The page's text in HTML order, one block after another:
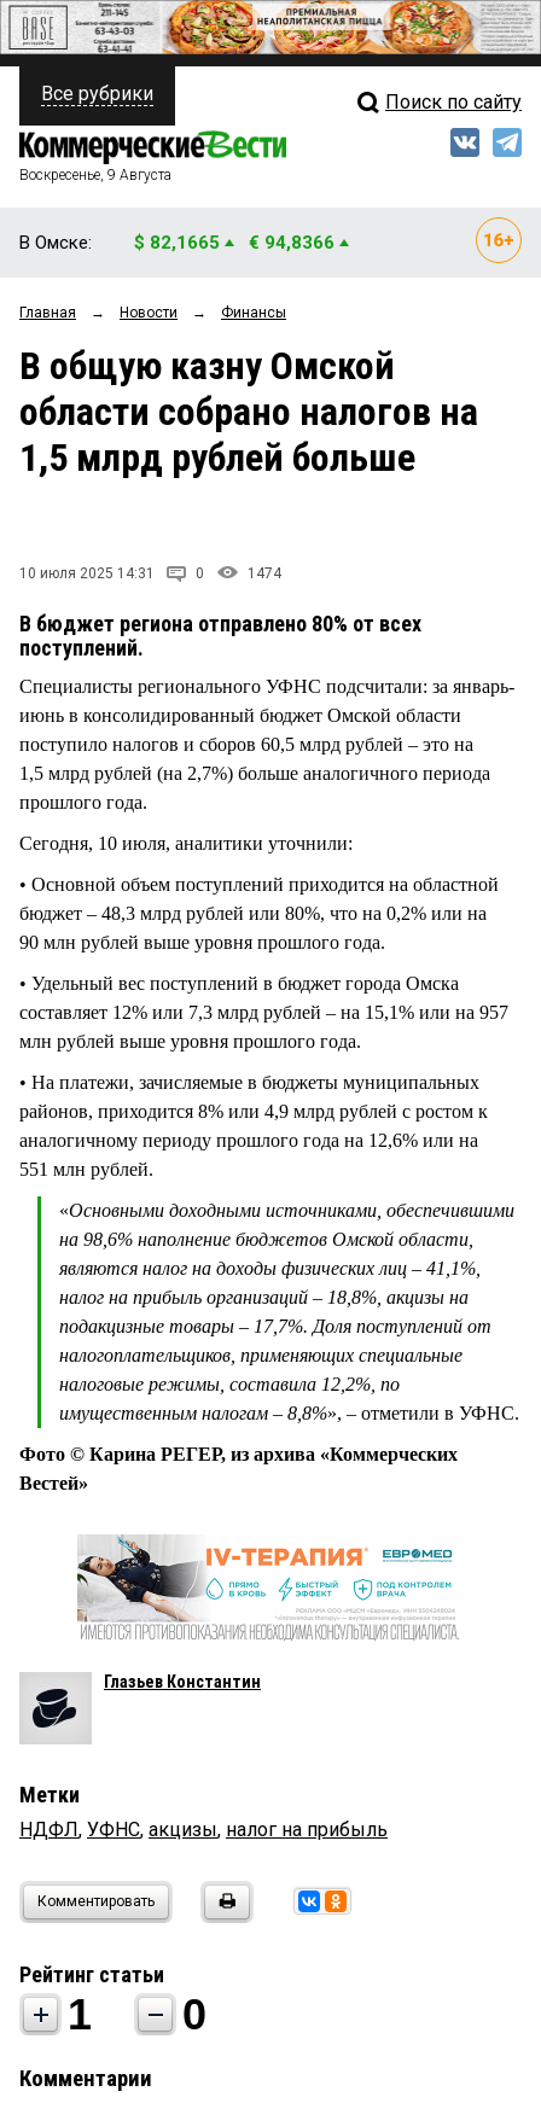
ПОЛИТИКА
ФИНАНСЫ
ОБЩЕСТВО
ЗАКОН
НОВОСТИ КОМПАНИЙ
Свежий выпуск
Рейтинги
Блоги
Архив
Все рубрики Поиск по сайту
Воскресенье, 9 Августа
В Омске: $ 82,1665 € 94,8366
Главная → Новости → Финансы
В общую казну Омской
области собрано налогов на
1,5 млрд рублей больше
10 июля 2025 14:31 0 1474
В бюджет региона отправлено 80% от всех
поступлений.
Специалисты регионального УФНС подсчитали: за январь-
июнь в консолидированный бюджет Омской области
поступило налогов и сборов 60,5 млрд рублей – это на
1,5 млрд рублей (на 2,7%) больше аналогичного периода
прошлого года.
Сегодня, 10 июля, аналитики уточнили:
• Основной объем поступлений приходится на областной
бюджет – 48,3 млрд рублей или 80%, что на 0,2% или на
90 млн рублей выше уровня прошлого года.
• Удельный вес поступлений в бюджет города Омска
составляет 12% или 7,3 млрд рублей – на 15,1% или на 957
млн рублей выше уровня прошлого года.
• На платежи, зачисляемые в бюджеты муниципальных
районов, приходится 8% или 4,9 млрд рублей с ростом к
аналогичному периоду прошлого года на 12,6% или на
551 млн рублей.
«Основными доходными источниками, обеспечившими
на 98,6% наполнение бюджетов Омской области,
являются налог на доходы физических лиц – 41,1%,
налог на прибыль организаций – 18,8%, акцизы на
подакцизные товары – 17,7%. Доля поступлений от
налогоплательщиков, применяющих специальные
налоговые режимы, составила 12,2%, по
имущественным налогам – 8,8%», – отметили в УФНС.
Фото © Карина РЕГЕР, из архива «Коммерческих
Вестей»
Глазьев Константин
Метки
НДФЛ, УФНС, акцизы, налог на прибыль
Комментировать
Рейтинг статьи
1 0
Комментарии